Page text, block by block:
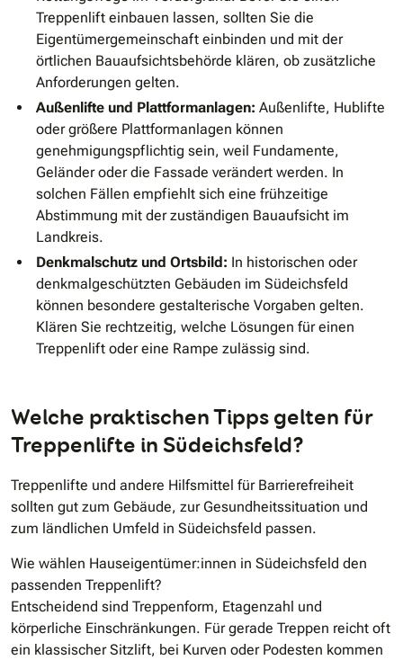
Treppenlift einbauen lassen, sollten Sie die
Eigentümergemeinschaft einbinden und mit der
örtlichen Bauaufsichtsbehörde klären, ob zusätzliche
Anforderungen gelten.
Außenlifte und Plattformanlagen: Außenlifte, Hublifte
oder größere Plattformanlagen können
genehmigungspflichtig sein, weil Fundamente,
Geländer oder die Fassade verändert werden. In
solchen Fällen empfiehlt sich eine frühzeitige
Abstimmung mit der zuständigen Bauaufsicht im
Landkreis.
Denkmalschutz und Ortsbild: In historischen oder
denkmalgeschützten Gebäuden im Südeichsfeld
können besondere gestalterische Vorgaben gelten.
Klären Sie rechtzeitig, welche Lösungen für einen
Treppenlift oder eine Rampe zulässig sind.
Welche praktischen Tipps gelten für
Treppenlifte in Südeichsfeld?
Treppenlifte und andere Hilfsmittel für Barrierefreiheit
sollten gut zum Gebäude, zur Gesundheitssituation und
zum ländlichen Umfeld in Südeichsfeld passen.
Wie wählen Hauseigentümer:innen in Südeichsfeld den
passenden Treppenlift?
Entscheidend sind Treppenform, Etagenzahl und
körperliche Einschränkungen. Für gerade Treppen reicht oft
ein klassischer Sitzlift, bei Kurven oder Podesten kommen